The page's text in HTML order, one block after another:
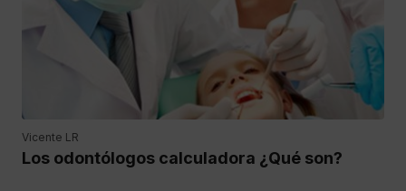
Vicente LR
Los odontólogos calculadora ¿Qué son?